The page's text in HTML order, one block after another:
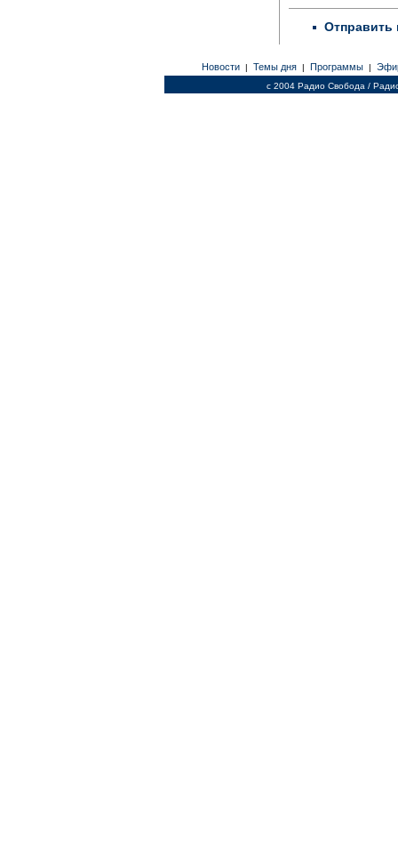
Отправить
Новости | Темы дня | Программы |
c 2004 Радио Свобода /